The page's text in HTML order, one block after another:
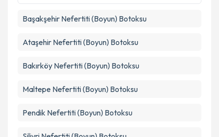
Başakşehir Nefertiti (Boyun) Botoksu
Ataşehir Nefertiti (Boyun) Botoksu
Bakırköy Nefertiti (Boyun) Botoksu
Maltepe Nefertiti (Boyun) Botoksu
Pendik Nefertiti (Boyun) Botoksu